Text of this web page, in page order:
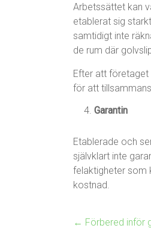
Arbetssättet kan
etablerat sig
samtidigt inte
de rum där
Efter att företaget
för att
Garantin
Etablerade och
självklart inte
felaktigheter som
kostnad.
← Förbered inför